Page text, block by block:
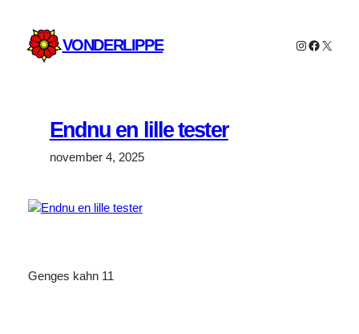
indhold
VONDERLIPPE Instagram
X
Endnu en lille tester
november 4, 2025
Genges kahn 11